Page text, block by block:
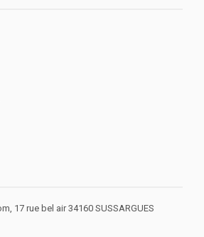
17 rue bel air 34160 SUSSARGUES